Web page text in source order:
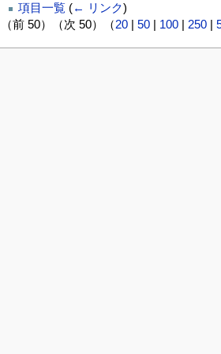
項目一覧 (← リンク)
（前 50）（次 50）（20| 50| 100| 250|